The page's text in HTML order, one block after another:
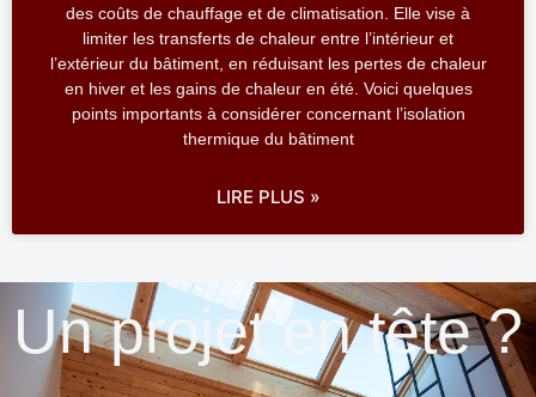
des coûts de chauffage et de climatisation. Elle vise à
limiter les transferts de chaleur entre l’intérieur et
l’extérieur du bâtiment, en réduisant les pertes de chaleur
en hiver et les gains de chaleur en été. Voici quelques
points importants à considérer concernant l’isolation
thermique du bâtiment
LIRE PLUS »
Un projet en tête ?